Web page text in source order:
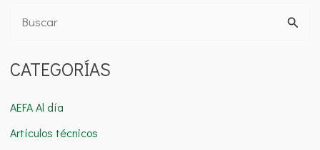
s
a
r
CATEGORÍAS
AEFA Al día
Artículos técnicos